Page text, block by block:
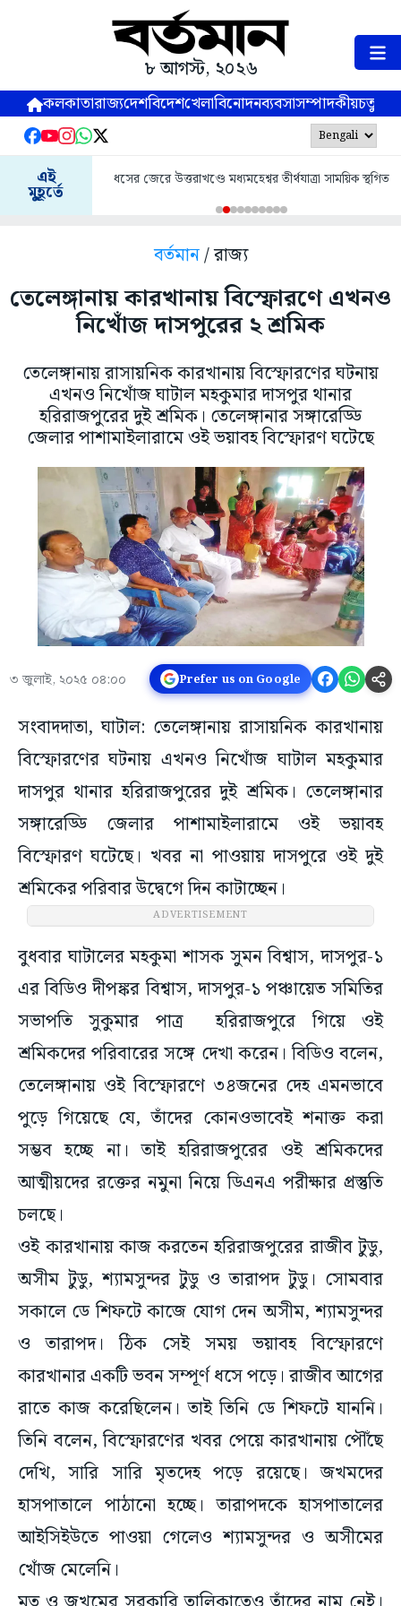
৮ আগস্ট, ২০২৬
কলকাতারাজ্যদেশবিদেশখেলাবিনোদনব্যবসাসম্পাদকীয়
এই
মুহূর্তে
ধসের জেরে উত্তরাখণ্ডে মধ্যমহেশ্বর তীর্থযাত্রা সাময়িক স্থগিত
বর্তমান/ রাজ্য
তেলেঙ্গানায় কারখানায় বিস্ফোরণে এখনও
নিখোঁজ দাসপুরের ২ শ্রমিক
তেলেঙ্গানায় রাসায়নিক কারখানায় বিস্ফোরণের ঘটনায়
এখনও নিখোঁজ ঘাটাল মহকুমার দাসপুর থানার
হরিরাজপুরের দুই শ্রমিক। তেলেঙ্গানার সঙ্গারেড্ডি
জেলার পাশামাইলারামে ওই ভয়াবহ বিস্ফোরণ ঘটেছে
৩ জুলাই, ২০২৫ ০৪:০০ Prefer us on Google
সংবাদদাতা, ঘাটাল: তেলেঙ্গানায় রাসায়নিক কারখানায়
বিস্ফোরণের ঘটনায় এখনও নিখোঁজ ঘাটাল মহকুমার
দাসপুর থানার হরিরাজপুরের দুই শ্রমিক। তেলেঙ্গানার
সঙ্গারেড্ডি জেলার পাশামাইলারামে ওই ভয়াবহ
বিস্ফোরণ ঘটেছে। খবর না পাওয়ায় দাসপুরে ওই দুই
শ্রমিকের পরিবার উদ্বেগে দিন কাটাচ্ছেন।
ADVERTISEMENT
বুধবার ঘাটালের মহকুমা শাসক সুমন বিশ্বাস, দাসপুর-১
এর বিডিও দীপঙ্কর বিশ্বাস, দাসপুর-১ পঞ্চায়েত সমিতির
সভাপতি সুকুমার পাত্র হরিরাজপুরে গিয়ে ওই
শ্রমিকদের পরিবারের সঙ্গে দেখা করেন। বিডিও বলেন,
তেলেঙ্গানায় ওই বিস্ফোরণে ৩৪জনের দেহ এমনভাবে
পুড়ে গিয়েছে যে, তাঁদের কোনওভাবেই শনাক্ত করা
সম্ভব হচ্ছে না। তাই হরিরাজপুরের ওই শ্রমিকদের
আত্মীয়দের রক্তের নমুনা নিয়ে ডিএনএ পরীক্ষার প্রস্তুতি
চলছে।
ওই কারখানায় কাজ করতেন হরিরাজপুরের রাজীব টুডু,
অসীম টুডু, শ্যামসুন্দর টুডু ও তারাপদ টুডু। সোমবার
সকালে ডে শিফটে কাজে যোগ দেন অসীম, শ্যামসুন্দর
ও তারাপদ। ঠিক সেই সময় ভয়াবহ বিস্ফোরণে
কারখানার একটি ভবন সম্পূর্ণ ধসে পড়ে। রাজীব আগের
রাতে কাজ করেছিলেন। তাই তিনি ডে শিফটে যাননি।
তিনি বলেন, বিস্ফোরণের খবর পেয়ে কারখানায় পৌঁছে
দেখি, সারি সারি মৃতদেহ পড়ে রয়েছে। জখমদের
হাসপাতালে পাঠানো হচ্ছে। তারাপদকে হাসপাতালের
আইসিইউতে পাওয়া গেলেও শ্যামসুন্দর ও অসীমের
খোঁজ মেলেনি।